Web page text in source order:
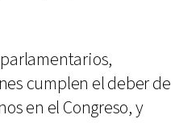
cumplen el deber de
en el Congreso, y